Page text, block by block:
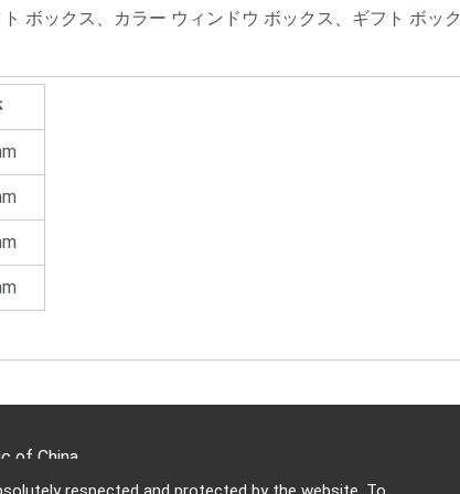
ボックス、カラー ウィンドウ ボックス、ギフト ボック
of China